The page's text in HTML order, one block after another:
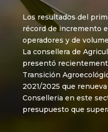
Los resultados del
récord de incremento
operadores y de
La consellera de
presentó
Transición
2021/2025 que
Conselleria en este
presupuesto que